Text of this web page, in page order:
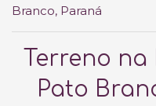
Branco, Paraná
Terreno na
Pato